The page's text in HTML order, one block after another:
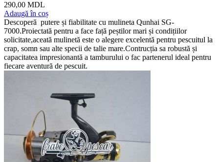
290,00 MDL
Adaugă în coș
Descoperă putere și fiabilitate cu mulineta Qunhai SG-
7000.Proiectată pentru a face față peștilor mari și condițiilor
solicitate,aceată mulinetă este o alegere excelentă pentru pescuitul la
crap, somn sau alte specii de talie mare.Contrucția sa robustă și
capacitatea impresionantă a tamburului o fac partenerul ideal pentru
fiecare aventură de pescuit.